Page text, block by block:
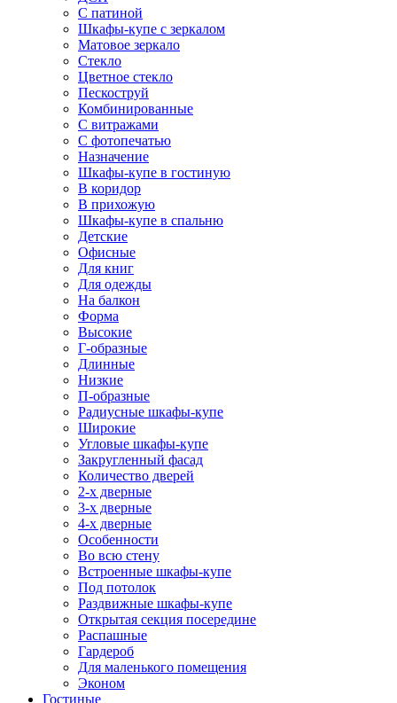
С патиной
Шкафы-купе с зеркалом
Матовое зеркало
Стекло
Цветное стекло
Пескоструй
Комбинированные
С витражами
С фотопечатью
Назначение
Шкафы-купе в гостиную
В коридор
В прихожую
Шкафы-купе в спальню
Детские
Офисные
Для книг
Для одежды
На балкон
Форма
Высокие
Г-образные
Длинные
Низкие
П-образные
Радиусные шкафы-купе
Широкие
Угловые шкафы-купе
Закругленный фасад
Количество дверей
2-х дверные
3-х дверные
4-х дверные
Особенности
Во всю стену
Встроенные шкафы-купе
Под потолок
Раздвижные шкафы-купе
Открытая секция посередине
Распашные
Гардероб
Для маленького помещения
Эконом
Гостиные